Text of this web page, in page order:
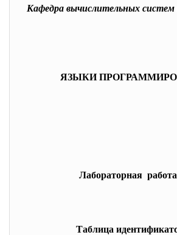
Кафедра вычислительных
ЯЗЫКИ
Лабораторная
Таблица